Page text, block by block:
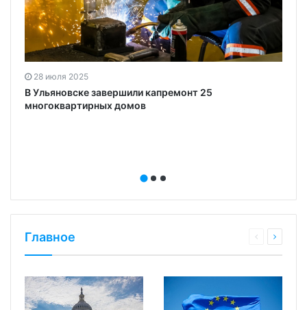
28 июля 2025
В Ульяновске завершили капремонт 25
многоквартирных домов
Главное